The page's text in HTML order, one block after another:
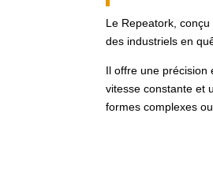
Le Repeatork,
des industriels en
Il offre une précision
vitesse constante et
formes complexes